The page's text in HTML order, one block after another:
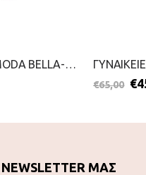
ΓΥΝΑΙΚΕΙΕΣ ΓΟΒΕΣ-MODA BELLA-2111-0364-ΜΑΥΡΟ
€65,00 €
ΜΑΣ